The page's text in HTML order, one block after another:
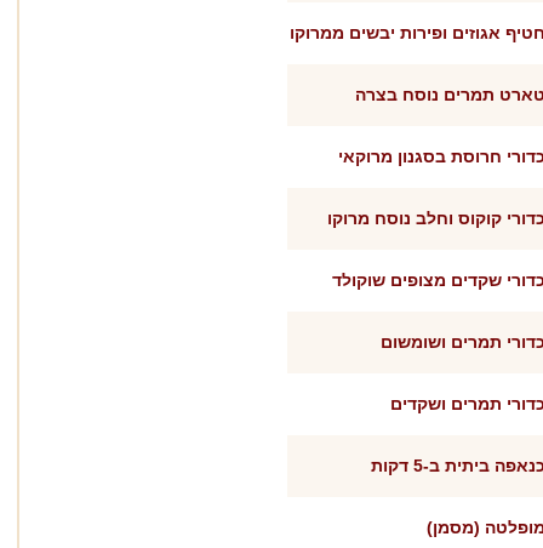
אגוזים ופירות יבשים ממרוקו
תמרים נוסח בצרה
חרוסת בסגנון מרוקאי
קוקוס וחלב נוסח מרוקו
שקדים מצופים שוקולד
תמרים ושומשום
תמרים ושקדים
ביתית ב-5 דקות
(מסמן)